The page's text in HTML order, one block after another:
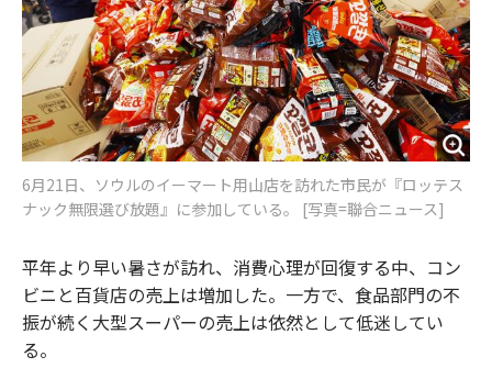
6月21日、ソウルのイーマート用山店を訪れた市民が『ロッテス
ナック無限選び放題』に参加している。 [写真=聯合ニュース]
平年より早い暑さが訪れ、消費心理が回復する中、コン
ビニと百貨店の売上は増加した。一方で、食品部門の不
振が続く大型スーパーの売上は依然として低迷してい
る。